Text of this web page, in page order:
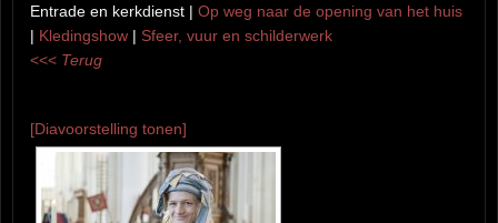
Entrade en kerkdienst | Op weg naar de opening van het huis
| Kledingshow | Sfeer, vuur en schilderwerk
<<< Terug
[Diavoorstelling tonen]